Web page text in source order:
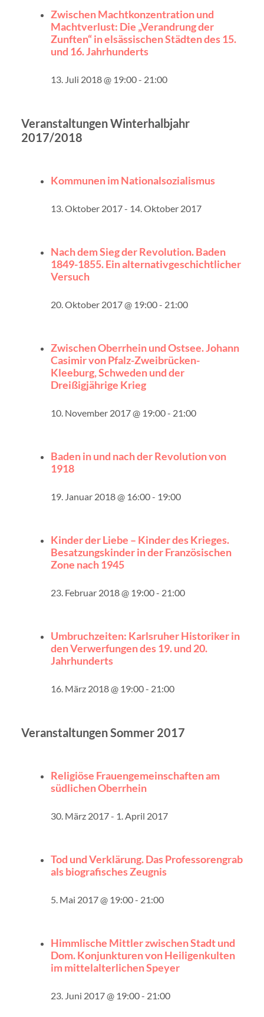
Zwischen Machtkonzentration und
Machtverlust: Die „Verandrung der
Zunften“ in elsässischen Städten des 15.
und 16. Jahrhunderts
13. Juli 2018 @ 19:00- 21:00
Veranstaltungen Winterhalbjahr
2017/2018
Kommunen im Nationalsozialismus
13. Oktober 2017- 14. Oktober 2017
Nach dem Sieg der Revolution. Baden
1849-1855. Ein alternativgeschichtlicher
Versuch
20. Oktober 2017 @ 19:00- 21:00
Zwischen Oberrhein und Ostsee. Johann
Casimir von Pfalz-Zweibrücken-
Kleeburg, Schweden und der
Dreißigjährige Krieg
10. November 2017 @ 19:00- 21:00
Baden in und nach der Revolution von
1918
19. Januar 2018 @ 16:00- 19:00
Kinder der Liebe – Kinder des Krieges.
Besatzungskinder in der Französischen
Zone nach 1945
23. Februar 2018 @ 19:00- 21:00
Umbruchzeiten: Karlsruher Historiker in
den Verwerfungen des 19. und 20.
Jahrhunderts
16. März 2018 @ 19:00- 21:00
Veranstaltungen Sommer 2017
Religiöse Frauengemeinschaften am
südlichen Oberrhein
30. März 2017- 1. April 2017
Tod und Verklärung. Das Professorengrab
als biografisches Zeugnis
5. Mai 2017 @ 19:00- 21:00
Himmlische Mittler zwischen Stadt und
Dom. Konjunkturen von Heiligenkulten
im mittelalterlichen Speyer
23. Juni 2017 @ 19:00- 21:00